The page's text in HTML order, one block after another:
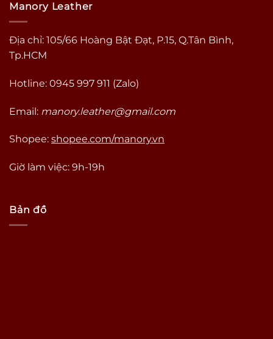
Manory Leather
Địa chỉ: 105/66 Hoàng Bật Đạt, P.15, Q.Tân Bình,
Tp.HCM
Hotline: 0945 997 911 (Zalo)
Email: manory.leather@gmail.com
Shopee: shopee.com/manory.vn
Giờ làm việc: 9h-19h
Bản đồ